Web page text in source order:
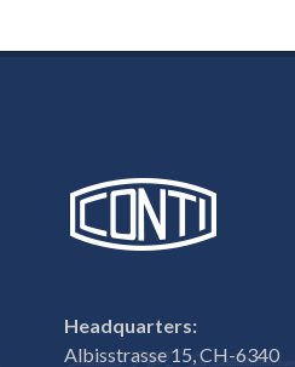
Headquarters:
Albisstrasse 15, CH-6340